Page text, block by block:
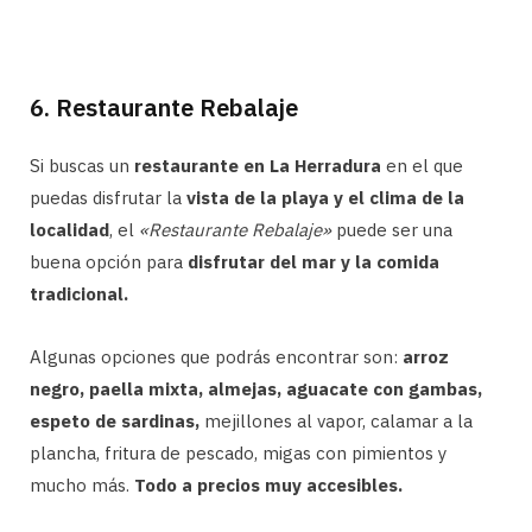
6. Restaurante Rebalaje
Si buscas un restaurante en La Herradura en el que
puedas disfrutar la vista de la playa y el clima de la
localidad, el «Restaurante Rebalaje»puede ser una
buena opción para disfrutar del mar y la comida
tradicional.
Algunas opciones que podrás encontrar son: arroz
negro, paella mixta, almejas, aguacate con gambas,
espeto de sardinas, mejillones al vapor, calamar a la
plancha, fritura de pescado, migas con pimientos y
mucho más. Todo a precios muy accesibles.